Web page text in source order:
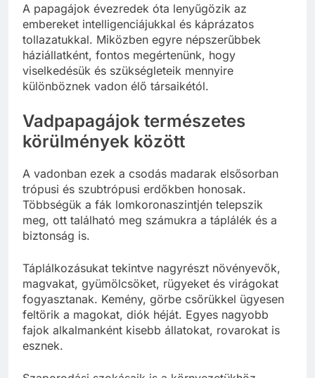
A papagájok évezredek óta lenyűgözik az
embereket intelligenciájukkal és káprázatos
tollazatukkal. Miközben egyre népszerűbbek
háziállatként, fontos megértenünk, hogy
viselkedésük és szükségleteik mennyire
különböznek vadon élő társaikétól.
Vadpapagájok természetes
körülmények között
A vadonban ezek a csodás madarak elsősorban
trópusi és szubtrópusi erdőkben honosak.
Többségük a fák lomkoronaszintjén telepszik
meg, ott található meg számukra a táplálék és a
biztonság is.
Táplálkozásukat tekintve nagyrészt növényevők,
magvakat, gyümölcsöket, rügyeket és virágokat
fogyasztanak. Kemény, görbe csőrükkel ügyesen
feltörik a magokat, diók héját. Egyes nagyobb
fajok alkalmanként kisebb állatokat, rovarokat is
esznek.